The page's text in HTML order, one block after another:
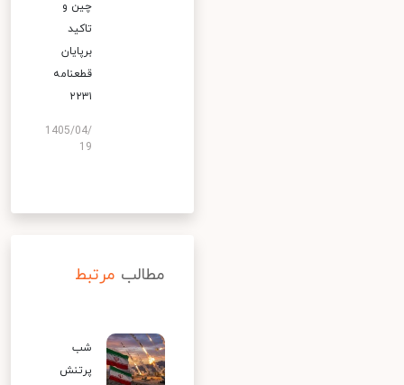
چین و
تاکید
برپایان
قطعنامه
۲۲۳۱
1405/04/
19
مطالب مرتبط
شب
پرتنش